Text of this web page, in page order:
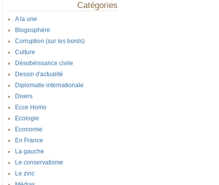
Catégories
A la une
Blogosphère
Corruption (sur les bords)
Culture
Désobéissance civile
Dessin d'actualité
Diplomatie internationale
Divers
Ecce Homo
Ecologie
Economie
En France
La gauche
Le conservatisme
Le zinc